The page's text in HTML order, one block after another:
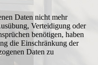
Daten nicht mehr
Verteidigung oder
benötigen, haben
die Einschränkung der
Daten zu